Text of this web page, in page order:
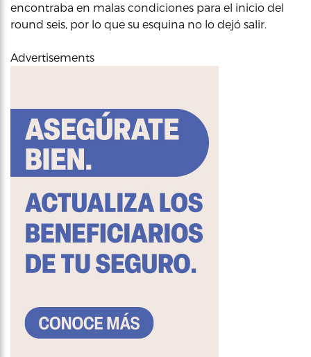
encontraba en malas condiciones para el inicio del
round seis, por lo que su esquina no lo dejó salir.
Advertisements